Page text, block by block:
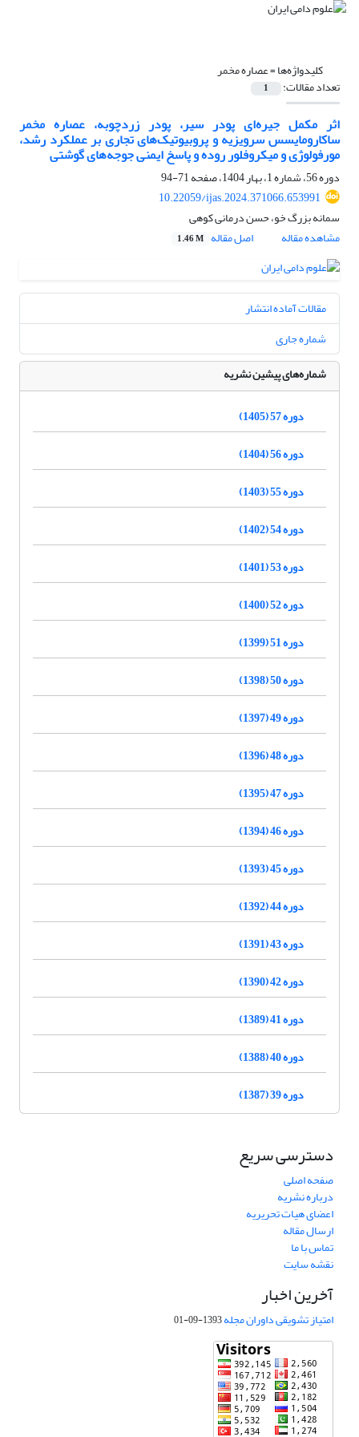
کلیدواژه‌ها =عصاره مخمر
تعداد مقالات: 1
اثر مکمل جیره‌ای پودر سیر، پودر زردچوبه، عصاره مخمر
ساکارومایسس سرویزیه و پروبیوتیک‌های تجاری بر عملکرد رشد،
مورفولوژی و میکروفلور روده و پاسخ‌ ایمنی جوجه‌های گوشتی
دوره 56، شماره 1، بهار 1404، صفحه
71-94
10.22059/ijas.2024.371066.653991
سمانه بزرگ خو، حسن درمانی کوهی
مشاهده مقاله
اصل مقاله 1.46 M
مقالات آماده انتشار
شماره جاری
شماره‌های پیشین نشریه
دوره 57 (1405)
دوره 56 (1404)
دوره 55 (1403)
دوره 54 (1402)
دوره 53 (1401)
دوره 52 (1400)
دوره 51 (1399)
دوره 50 (1398)
دوره 49 (1397)
دوره 48 (1396)
دوره 47 (1395)
دوره 46 (1394)
دوره 45 (1393)
دوره 44 (1392)
دوره 43 (1391)
دوره 42 (1390)
دوره 41 (1389)
دوره 40 (1388)
دوره 39 (1387)
دسترسی سریع
صفحه اصلی
درباره نشریه
اعضای هیات تحریریه
ارسال مقاله
تماس با ما
نقشه سایت
آخرین اخبار
امتیاز تشویقی داوران مجله1393-09-01